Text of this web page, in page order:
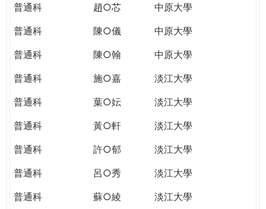
普通科
趙○芯
中原大學
普通科
陳○儀
中原大學
普通科
陳○翰
中原大學
普通科
施○嘉
淡江大學
普通科
葉○妘
淡江大學
普通科
黃○軒
淡江大學
普通科
許○郁
淡江大學
普通科
呂○秀
淡江大學
普通科
蘇○綾
淡江大學